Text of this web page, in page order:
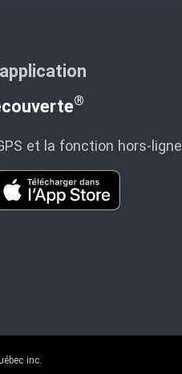
®
et la fonction hors‑ligne
inc.